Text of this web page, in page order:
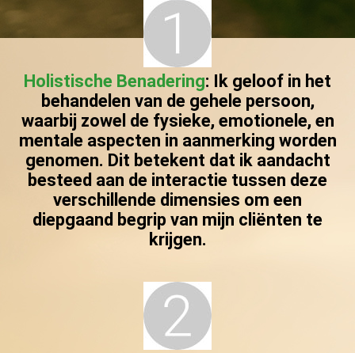
Holistische Benadering: Ik geloof in het
behandelen van de gehele persoon,
waarbij zowel de fysieke, emotionele, en
mentale aspecten in aanmerking worden
genomen. Dit betekent dat ik aandacht
besteed aan de interactie tussen deze
verschillende dimensies om een
diepgaand begrip van mijn cliënten te
krijgen.